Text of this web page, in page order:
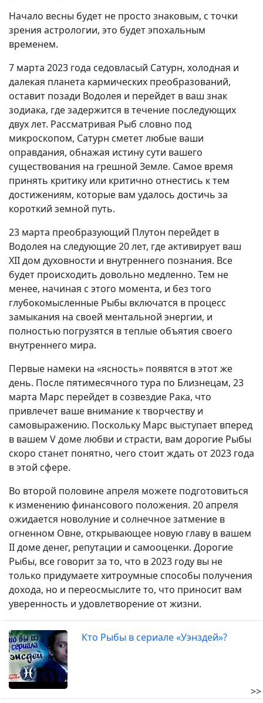
Начало весны будет не просто знаковым, с точки
зрения астрологии, это будет эпохальным
временем.
7 марта 2023 года седовласый Сатурн, холодная и
далекая планета кармических преобразований,
оставит позади Водолея и перейдет в ваш знак
зодиака, где задержится в течение последующих
двух лет. Рассматривая Рыб словно под
микроскопом, Сатурн сметет любые ваши
оправдания, обнажая истину сути вашего
существования на грешной Земле. Самое время
принять критику или критично отнестись к тем
достижениям, которые вам удалось достичь за
короткий земной путь.
23 марта преобразующий Плутон перейдет в
Водолея на следующие 20 лет, где активирует ваш
XII дом духовности и внутреннего познания. Все
будет происходить довольно медленно. Тем не
менее, начиная с этого момента, и без того
глубокомысленные Рыбы включатся в процесс
замыкания на своей ментальной энергии, и
полностью погрузятся в теплые объятия своего
внутреннего мира.
Первые намеки на «ясность» появятся в этот же
день. После пятимесячного тура по Близнецам, 23
марта Марс перейдет в созвездие Рака, что
привлечет ваше внимание к творчеству и
самовыражению. Поскольку Марс выступает вперед
в вашем V доме любви и страсти, вам дорогие Рыбы
скоро станет понятно, чего стоит ждать от 2023 года
в этой сфере.
Во второй половине апреля можете подготовиться
к изменению финансового положения. 20 апреля
ожидается новолуние и солнечное затмение в
огненном Овне, открывающее новую главу в вашем
II доме денег, репутации и самооценки. Дорогие
Рыбы, все говорит за то, что в 2023 году вы не
только придумаете хитроумные способы получения
дохода, но и переосмыслите то, что приносит вам
уверенность и удовлетворение от жизни.
Кто Рыбы в сериале «Уэнздей»?
>>